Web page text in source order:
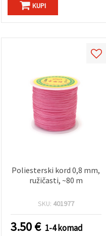
KUPI
Poliesterski kord 0,8 mm,
ružičasti, ~80 m
SKU: 401977
3.50€ 1-4 komad